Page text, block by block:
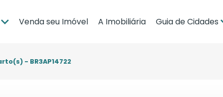
Venda seu Imóvel A Imobiliária Guia de Cidades
- BR3AP14722